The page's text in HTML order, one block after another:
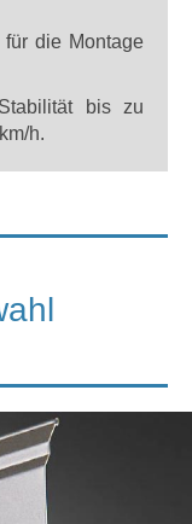
für die Montage
bis zu
h.